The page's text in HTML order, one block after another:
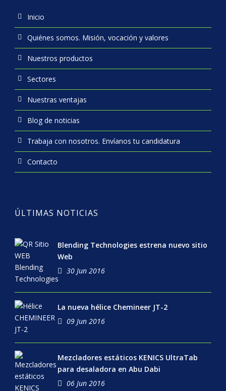
Inicio
Quiénes somos. Misión, vocación y valores
Nuestros productos
Sectores
Nuestras ventajas
Blog de noticias
Trabaja con nosotros. Envíanos tu candidatura
Contacto
ÚLTIMAS NOTICIAS
Blending Technologies estrena nuevo sitio
Web
30 Jun 2016
La nueva hélice Chemineer JT-2
09 Jun 2016
Mezcladores estáticos KENICS UltraTab
para desaladora en Abu Dabi
06 Jun 2016